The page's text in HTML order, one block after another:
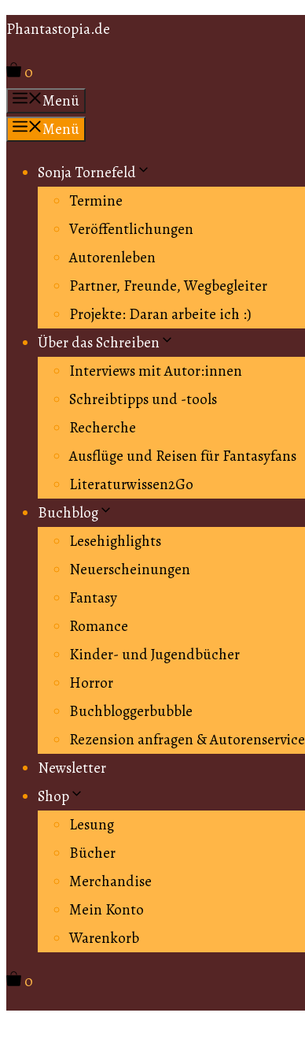
Zum
springen
Phantastopia.de
0
Menü
Menü
Sonja Tornefeld
Termine
Veröffentlichungen
Autorenleben
Partner, Freunde, Wegbegleiter
Projekte: Daran arbeite ich :)
Über das Schreiben
Interviews mit Autor:innen
Schreibtipps und -tools
Recherche
Ausflüge und Reisen für Fantasyfans
Literaturwissen2Go
Buchblog
Lesehighlights
Neuerscheinungen
Fantasy
Romance
Kinder- und Jugendbücher
Horror
Buchbloggerbubble
Rezension anfragen & Autorenservice
Newsletter
Shop
Lesung
Bücher
Merchandise
Mein Konto
Warenkorb
0